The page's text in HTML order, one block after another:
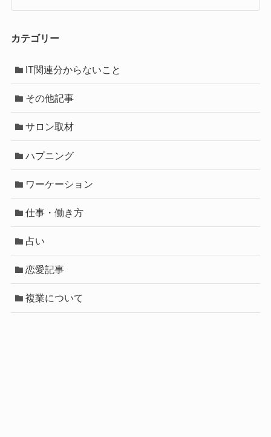
カテゴリー
IT関連分からないこと
その他記事
サロン取材
ハプニング
ワーケーション
仕事・働き方
占い
恋愛記事
複業について